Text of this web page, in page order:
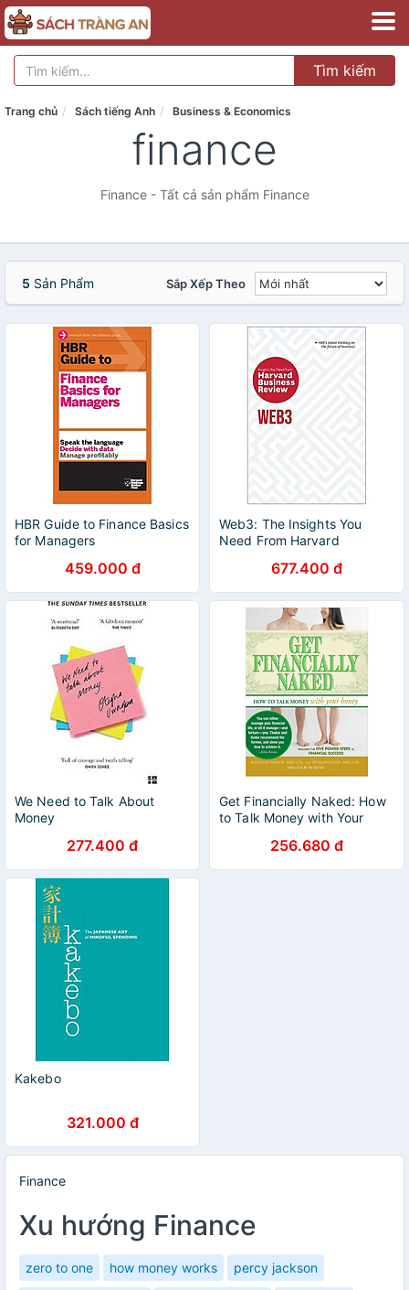
Tìm kiếm
Trang chủ Sách tiếng Anh Business & Economics
finance
Finance - Tất cả sản phẩm Finance
5 Sản Phẩm Sắp Xếp Theo
HBR Guide to Finance Basics
for Managers
459.000 đ
Web3: The Insights You
Need From Harvard
677.400 đ
We Need to Talk About
Money
277.400 đ
Get Financially Naked: How
to Talk Money with Your
256.680 đ
Kakebo
321.000 đ
Finance
Xu hướng Finance
zero to one how money works percy jackson